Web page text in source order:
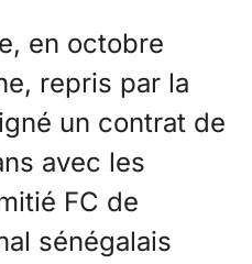
en octobre
repris par la
un contrat de
avec les
FC de
sénégalais